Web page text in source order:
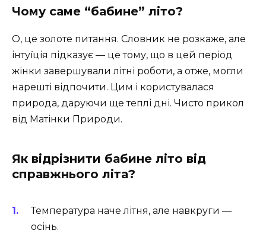
Чому саме “бабине” літо?
О, це золоте питання. Словник не розкаже, але
інтуїція підказує — це тому, що в цей період
жінки завершували літні роботи, а отже, могли
нарешті відпочити. Цим і користувалася
природа, даруючи ще теплі дні. Чисто прикол
від Матінки Природи.
Як відрізнити бабине літо від
справжнього літа?
Температура наче літня, але навкруги —
осінь.